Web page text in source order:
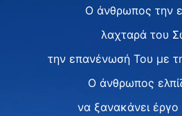
Ο άνθρωπος την
λαχταρά του
την επανένωσή Του με
Ο άνθρωπος
να ξανακάνει έργο